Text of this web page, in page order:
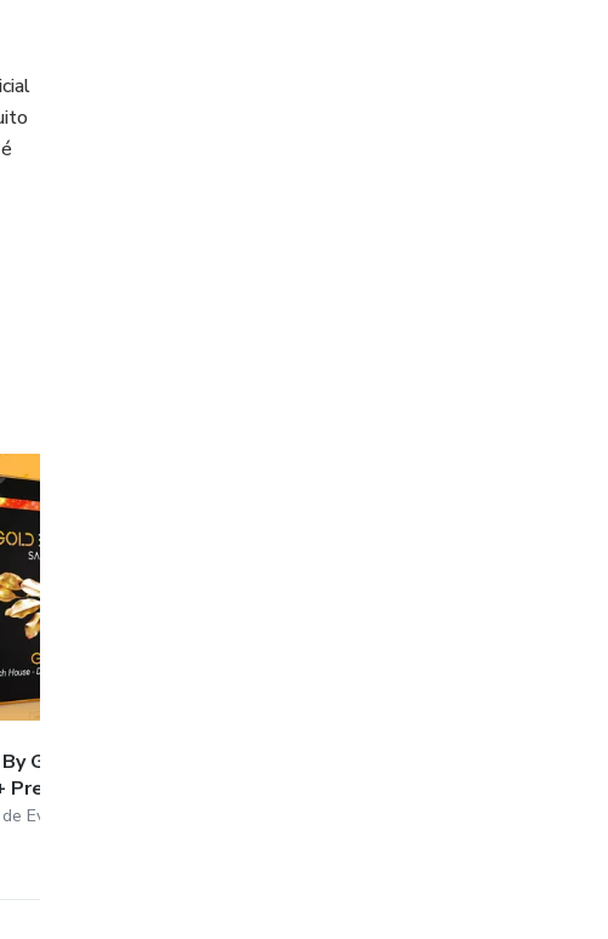
Galucci Vol. 1
+ MIDI]
Eventos Digital